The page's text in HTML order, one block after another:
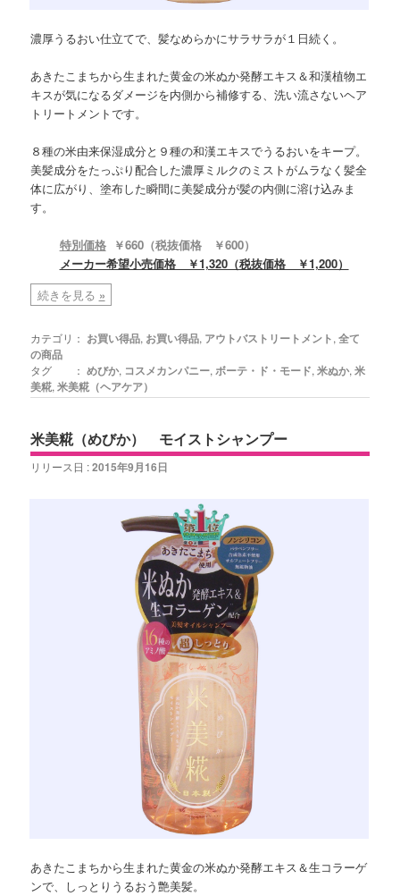
濃厚うるおい仕立てで、髪なめらかにサラサラが１日続く。
あきたこまちから生まれた黄金の米ぬか発酵エキス＆和漢植物エ
キスが気になるダメージを内側から補修する、洗い流さないヘア
トリートメントです。
８種の米由来保湿成分と９種の和漢エキスでうるおいをキープ。
美髪成分をたっぷり配合した濃厚ミルクのミストがムラなく髪全
体に広がり、塗布した瞬間に美髪成分が髪の内側に溶け込みま
す。
特別価格￥660（税抜価格 ￥600）
メーカー希望小売価格 ￥1,320（税抜価格 ￥1,200）
続きを見る »
カテゴリ： お買い得品, お買い得品, アウトバストリートメント,全て
の商品
タグ ： めびか, コスメカンパニー, ボーテ・ド・モード,米ぬか,米
美糀,米美糀（ヘアケア）
米美糀（めびか） モイストシャンプー
リリース日 :2015年9月16日
あきたこまちから生まれた黄金の米ぬか発酵エキス＆生コラーゲ
ンで、しっとりうるおう艶美髪。